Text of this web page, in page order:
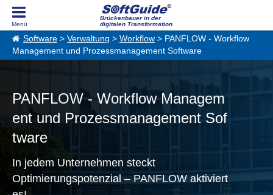
Brückenbauer in der
digitalen Transformation
Software > Verwaltung > Workflow > PANFLOW - Workflow
Management und Prozessmanagement Software
PANFLOW - Workflow Managem
ent und Prozessmanagement Sof
tware
In jedem Unternehmen steckt
Optimierungspotenzial – PANFLOW aktiviert